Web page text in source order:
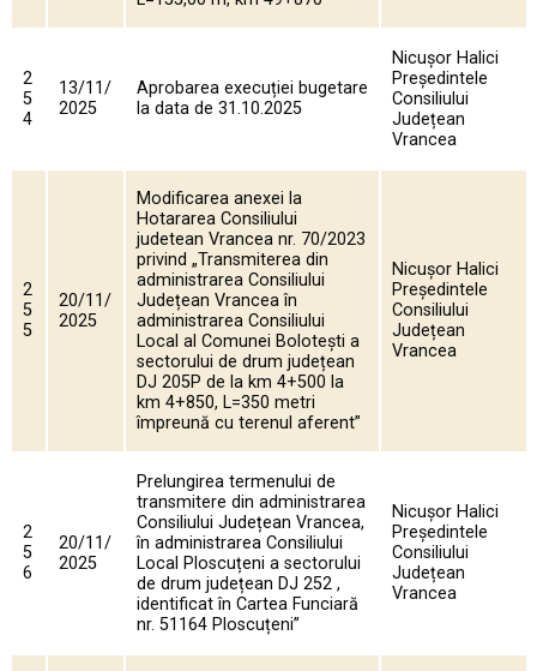
2
5
4
13/11/
2025
Aprobarea execuției bugetare
la data de 31.10.2025
Nicușor Halici
Președintele
Consiliului
Județean
Vrancea
2
5
5
20/11/
2025
Modificarea anexei la
Hotararea Consiliului
judetean Vrancea nr. 70/2023
privind „Transmiterea din
administrarea Consiliului
Județean Vrancea în
administrarea Consiliului
Local al Comunei Bolotești a
sectorului de drum județean
DJ 205P de la km 4+500 la
km 4+850, L=350 metri
împreună cu terenul aferent”
Nicușor Halici
Președintele
Consiliului
Județean
Vrancea
2
5
6
20/11/
2025
Prelungirea termenului de
transmitere din administrarea
Consiliului Județean Vrancea,
în administrarea Consiliului
Local Ploscuțeni a sectorului
de drum județean DJ 252 ,
identificat în Cartea Funciară
nr. 51164 Ploscuțeni”
Nicușor Halici
Președintele
Consiliului
Județean
Vrancea